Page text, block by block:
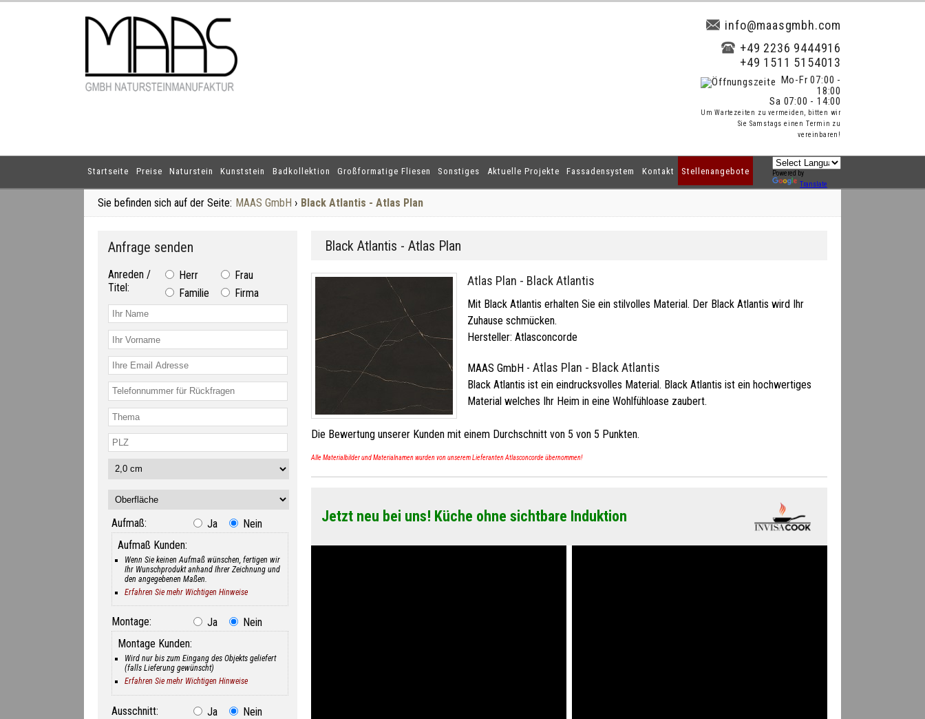
info@maasgmbh.com
+49 2236 9444916
+49 1511 5154013
Mo-Fr 07:00 -
18:00
Sa 07:00 - 14:00
Um Wartezeiten zu vermeiden, bitten wir
Sie Samstags einen Termin zu
vereinbaren!
Startseite Preise Naturstein Kunststein Badkollektion Großformatige Fliesen Sonstiges Aktuelle Projekte Fassadensystem Kontakt Stellenangebote
Powered by
Translate
Sie befinden sich auf der Seite: MAAS GmbH › Black Atlantis - Atlas Plan
Black Atlantis - Atlas Plan
Atlas Plan - Black Atlantis
Mit Black Atlantis erhalten Sie ein stilvolles Material. Der Black Atlantis wird Ihr
Zuhause schmücken.
Hersteller: Atlasconcorde
MAAS GmbH - Atlas Plan - Black Atlantis
Black Atlantis ist ein eindrucksvolles Material. Black Atlantis ist ein hochwertiges
Material welches Ihr Heim in eine Wohlfühloase zaubert.
Die Bewertung unserer Kunden mit einem Durchschnitt von 5 von 5 Punkten.
Alle Materialbilder und Materialnamen wurden von unserem Lieferanten Atlasconcorde übernommen!
Jetzt neu bei uns! Küche ohne sichtbare Induktion
Anfrage senden
Anreden /
Titel:
Herr
Frau
Familie
Firma
Aufmaß: Ja
Nein
Aufmaß Kunden:
Wenn Sie keinen Aufmaß wünschen, fertigen wir
Ihr Wunschprodukt anhand Ihrer Zeichnung und
den angegebenen Maßen.
Erfahren Sie mehr Wichtigen Hinweise
Montage: Ja
Nein
Montage Kunden:
Wird nur bis zum Eingang des Objekts geliefert
(falls Lieferung gewünscht)
Erfahren Sie mehr Wichtigen Hinweise
Ausschnitt: Ja Nein